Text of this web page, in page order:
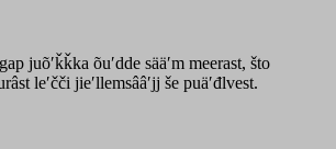
juõʹǩǩka õuʹdde sääʹm meerast, što
leʹčči jieʹllemsââʹjj še puäʹđlvest.